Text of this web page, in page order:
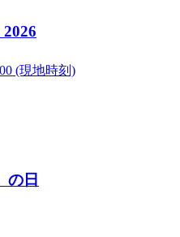
(現地時刻)
の日